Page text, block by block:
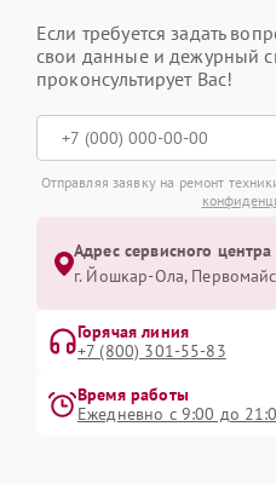
Если требуется задать
свои данные и дежурный
проконсультирует Вас!
Отправляя заявку на ремонт
Адрес сервисного
г. Йошкар-Ола,
Горячая линия
+7 (800) 301-55-83
Время работы
Ежедневно с 9:00 до